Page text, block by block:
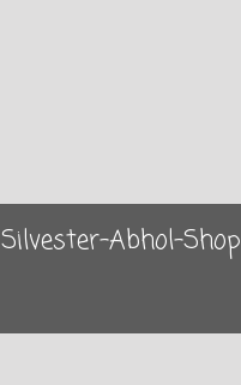
Silvester-Abhol-Shop